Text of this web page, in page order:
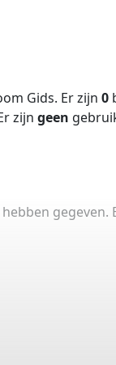
Gids. Er zijn 0
zijn geen
gegeven.